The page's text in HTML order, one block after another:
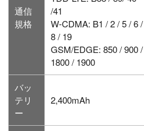
通信
規格
/41
W-CDMA: B1 / 2 / 5 / 6 /
8 / 19
GSM/EDGE: 850 / 900 /
1800 / 1900
バッ
テリ
ー
2,400mAh